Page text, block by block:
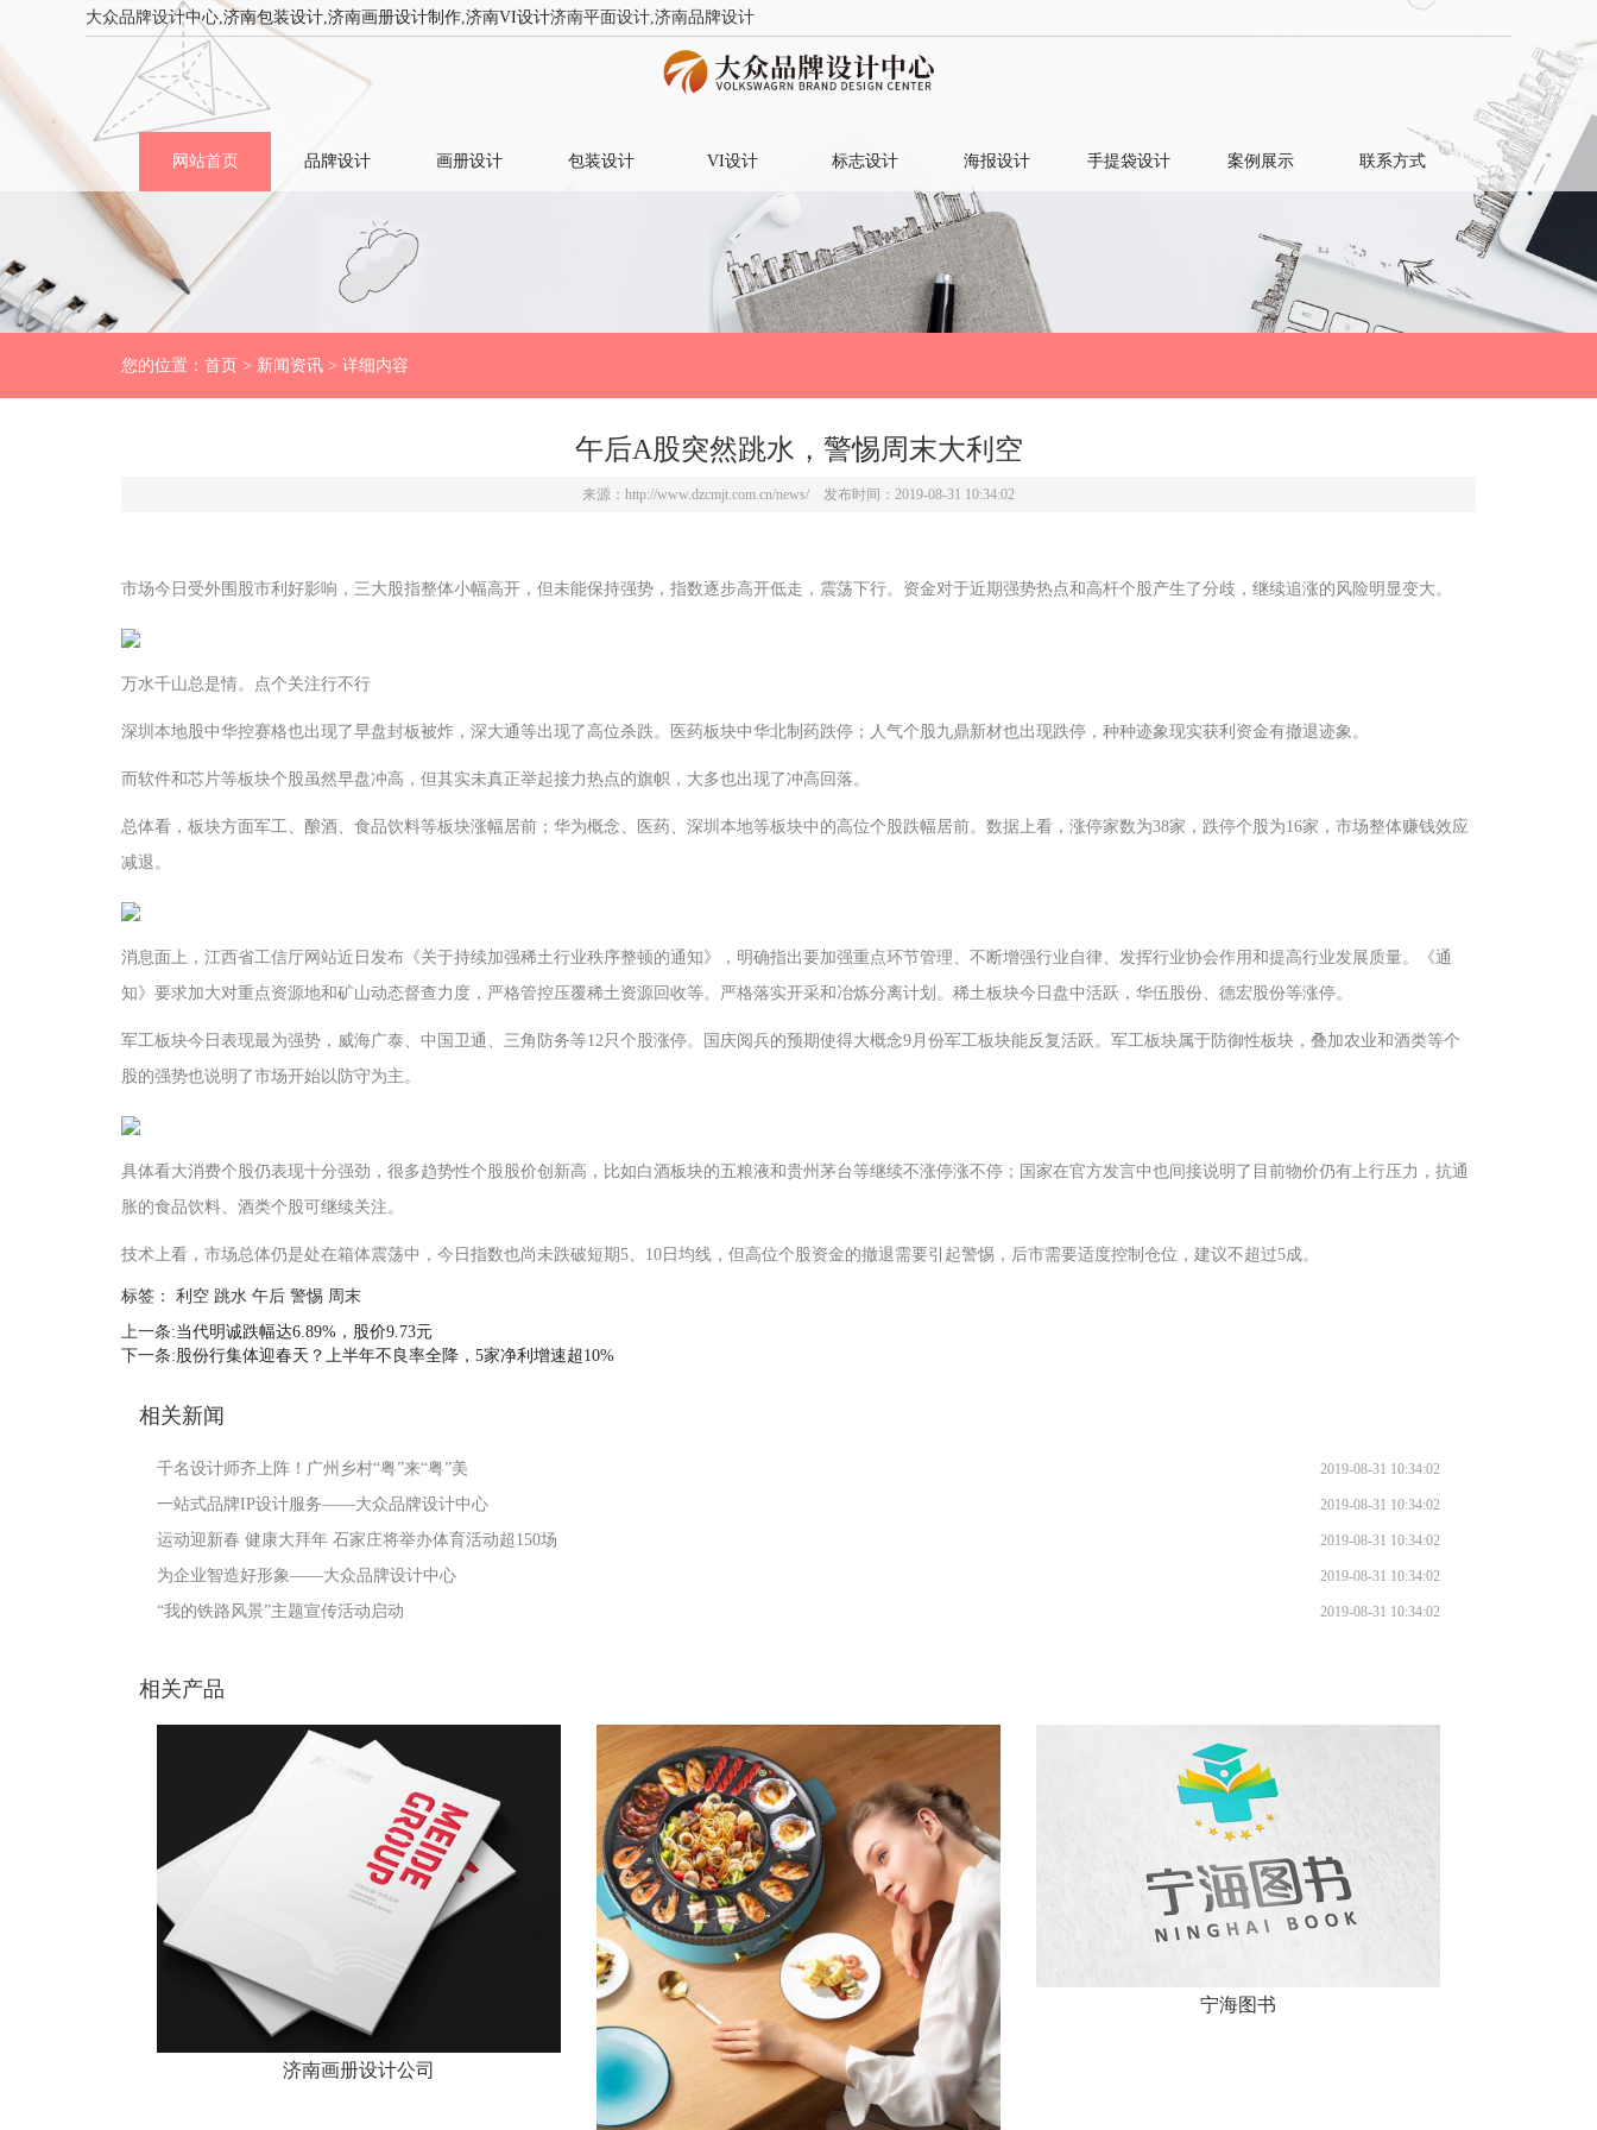
大众品牌设计中心,济南包装设计,济南画册设计制作,济南VI设计济南平面设计,济南品牌设计
网站首页 品牌设计 画册设计 包装设计 VI设计 标志设计 海报设计 手提袋设计 案例展示 联系方式
您的位置： 首页 > 新闻资讯 > 详细内容
午后A股突然跳水，警惕周末大利空
来源： http://www.dzcmjt.com.cn/news/ 发布时间：2019-08-31 10:34:02
市场今日受外围股市利好影响，三大股指整体小幅高开，但未能保持强势，指数逐步高开低走，震荡下行。资金对于近期强势热点和高杆个股产生了分歧，继续追涨的风险明显变大。
万水千山总是情。点个关注行不行
深圳本地股中华控赛格也出现了早盘封板被炸，深大通等出现了高位杀跌。医药板块中华北制药跌停；人气个股九鼎新材也出现跌停，种种迹象现实获利资金有撤退迹象。
而软件和芯片等板块个股虽然早盘冲高，但其实未真正举起接力热点的旗帜，大多也出现了冲高回落。
总体看，板块方面军工、酿酒、食品饮料等板块涨幅居前；华为概念、医药、深圳本地等板块中的高位个股跌幅居前。数据上看，涨停家数为38家，跌停个股为16家，市场整体赚钱效应
减退。
消息面上，江西省工信厅网站近日发布《关于持续加强稀土行业秩序整顿的通知》，明确指出要加强重点环节管理、不断增强行业自律、发挥行业协会作用和提高行业发展质量。《通
知》要求加大对重点资源地和矿山动态督查力度，严格管控压覆稀土资源回收等。严格落实开采和冶炼分离计划。稀土板块今日盘中活跃，华伍股份、德宏股份等涨停。
军工板块今日表现最为强势，威海广泰、中国卫通、三角防务等12只个股涨停。国庆阅兵的预期使得大概念9月份军工板块能反复活跃。军工板块属于防御性板块，叠加农业和酒类等个
股的强势也说明了市场开始以防守为主。
具体看大消费个股仍表现十分强劲，很多趋势性个股股价创新高，比如白酒板块的五粮液和贵州茅台等继续不涨停涨不停；国家在官方发言中也间接说明了目前物价仍有上行压力，抗通
胀的食品饮料、酒类个股可继续关注。
技术上看，市场总体仍是处在箱体震荡中，今日指数也尚未跌破短期5、10日均线，但高位个股资金的撤退需要引起警惕，后市需要适度控制仓位，建议不超过5成。
标签： 利空 跳水 午后 警惕 周末
上一条:当代明诚跌幅达6.89%，股价9.73元
下一条:股份行集体迎春天？上半年不良率全降，5家净利增速超10%
相关新闻
千名设计师齐上阵！广州乡村“粤”来“粤”美 2019-08-31 10:34:02
一站式品牌IP设计服务——大众品牌设计中心 2019-08-31 10:34:02
运动迎新春 健康大拜年 石家庄将举办体育活动超150场 2019-08-31 10:34:02
为企业智造好形象——大众品牌设计中心 2019-08-31 10:34:02
“我的铁路风景”主题宣传活动启动 2019-08-31 10:34:02
相关产品
济南画册设计公司
宁海图书